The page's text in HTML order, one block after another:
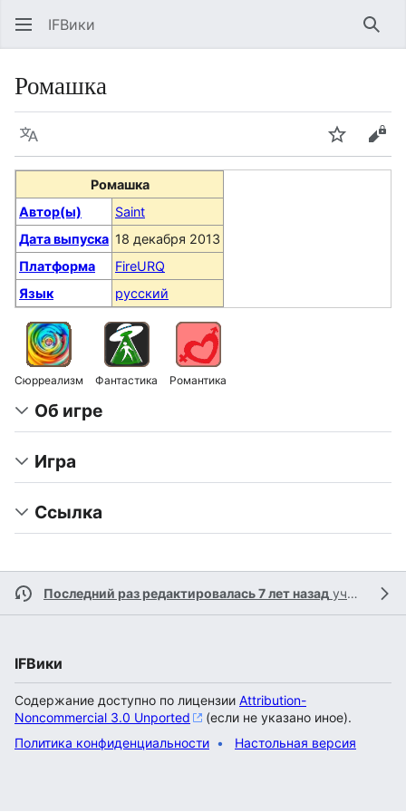
IFВики
Ромашка
Язык Следить
Ромашка
Автор(ы)
Saint
Дата выпуска 18 декабря 2013
Платформа
FireURQ
Язык
русский
Сюрреализм Фантастика Романтика
Об игре
Игра
Ссылка
Последний раз редактировалась 7 лет назад участником
IFВики
Содержание доступно по лицензии Attribution-
Noncommercial 3.0 Unported
(если не указано иное).
Политика конфиденциальности
Настольная версия